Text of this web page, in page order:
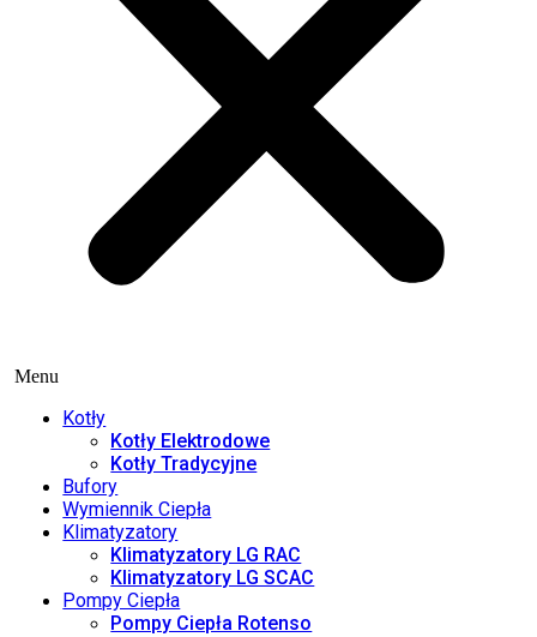
Menu
Kotły
Kotły Elektrodowe
Kotły Tradycyjne
Bufory
Wymiennik Ciepła
Klimatyzatory
Klimatyzatory LG RAC
Klimatyzatory LG SCAC
Pompy Ciepła
Pompy Ciepła Rotenso